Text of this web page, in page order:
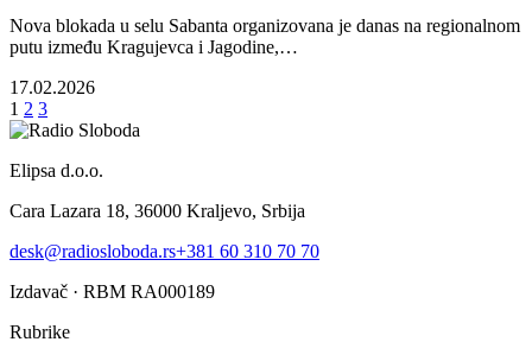
Nova blokada u selu Sabanta organizovana je danas na regionalnom
putu između Kragujevca i Jagodine,…
17.02.2026
1 2 3
Elipsa d.o.o.
Cara Lazara 18, 36000 Kraljevo, Srbija
desk@radiosloboda.rs+381 60 310 70 70
Izdavač · RBM RA000189
Rubrike